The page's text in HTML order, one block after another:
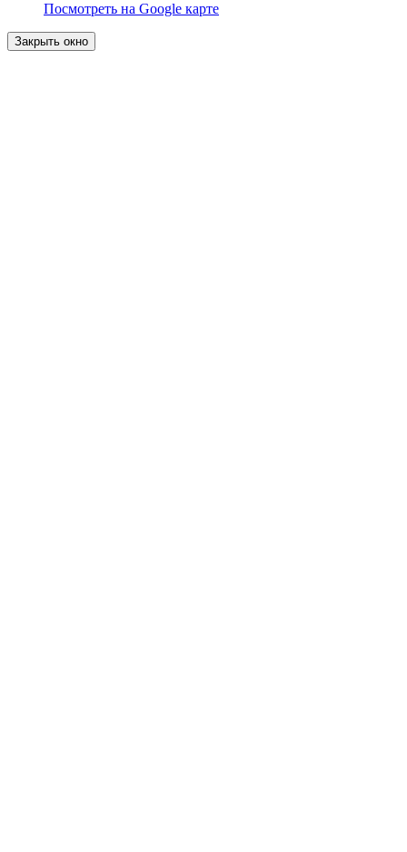
Посмотреть на Google карте
Закрыть окно